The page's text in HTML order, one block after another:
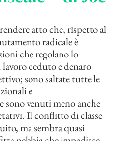
atto che, rispetto al
radicale è
che regolano lo
ceduto e denaro
sono saltate tutte le
e
sono venuti meno anche
Il conflitto di classe
ma sembra quasi